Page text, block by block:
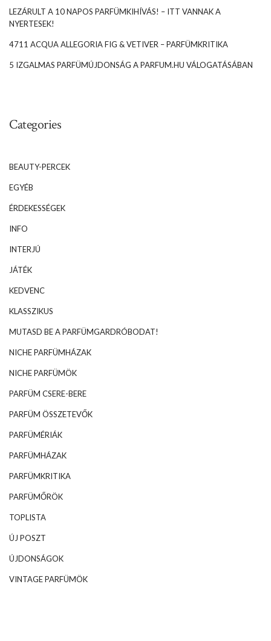
LEZÁRULT A 10 NAPOS PARFÜMKIHÍVÁS! – ITT VANNAK A
NYERTESEK!
4711 ACQUA ALLEGORIA FIG & VETIVER – PARFÜMKRITIKA
5 IZGALMAS PARFÜMÚJDONSÁG A PARFUM.HU VÁLOGATÁSÁBAN
Categories
BEAUTY-PERCEK
EGYÉB
ÉRDEKESSÉGEK
INFO
INTERJÚ
JÁTÉK
KEDVENC
KLASSZIKUS
MUTASD BE A PARFÜMGARDRÓBODAT!
NICHE PARFÜMHÁZAK
NICHE PARFÜMÖK
PARFÜM CSERE-BERE
PARFÜM ÖSSZETEVŐK
PARFÜMÉRIÁK
PARFÜMHÁZAK
PARFÜMKRITIKA
PARFÜMŐRÖK
TOPLISTA
ÚJ POSZT
ÚJDONSÁGOK
VINTAGE PARFÜMÖK